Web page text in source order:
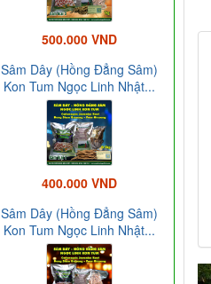
500.000 VND
Sâm Dây (Hồng Đẳng Sâm)
Kon Tum Ngọc Linh Nhật...
400.000 VND
Sâm Dây (Hồng Đẳng Sâm)
Kon Tum Ngọc Linh Nhật...